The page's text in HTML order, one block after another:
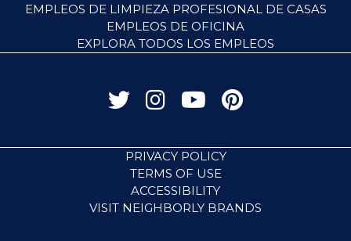
EMPLEOS DE LIMPIEZA PROFESIONAL DE CASAS
EMPLEOS DE OFICINA
EXPLORA TODOS LOS EMPLEOS
PRIVACY POLICY
TERMS OF USE
ACCESSIBILITY
VISIT NEIGHBORLY BRANDS